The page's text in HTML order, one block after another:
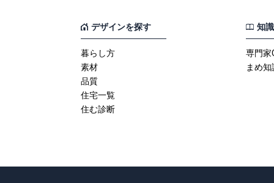
デザインを探す
暮らし方
素材
品質
住宅一覧
住む診断
知
専門家
まめ知